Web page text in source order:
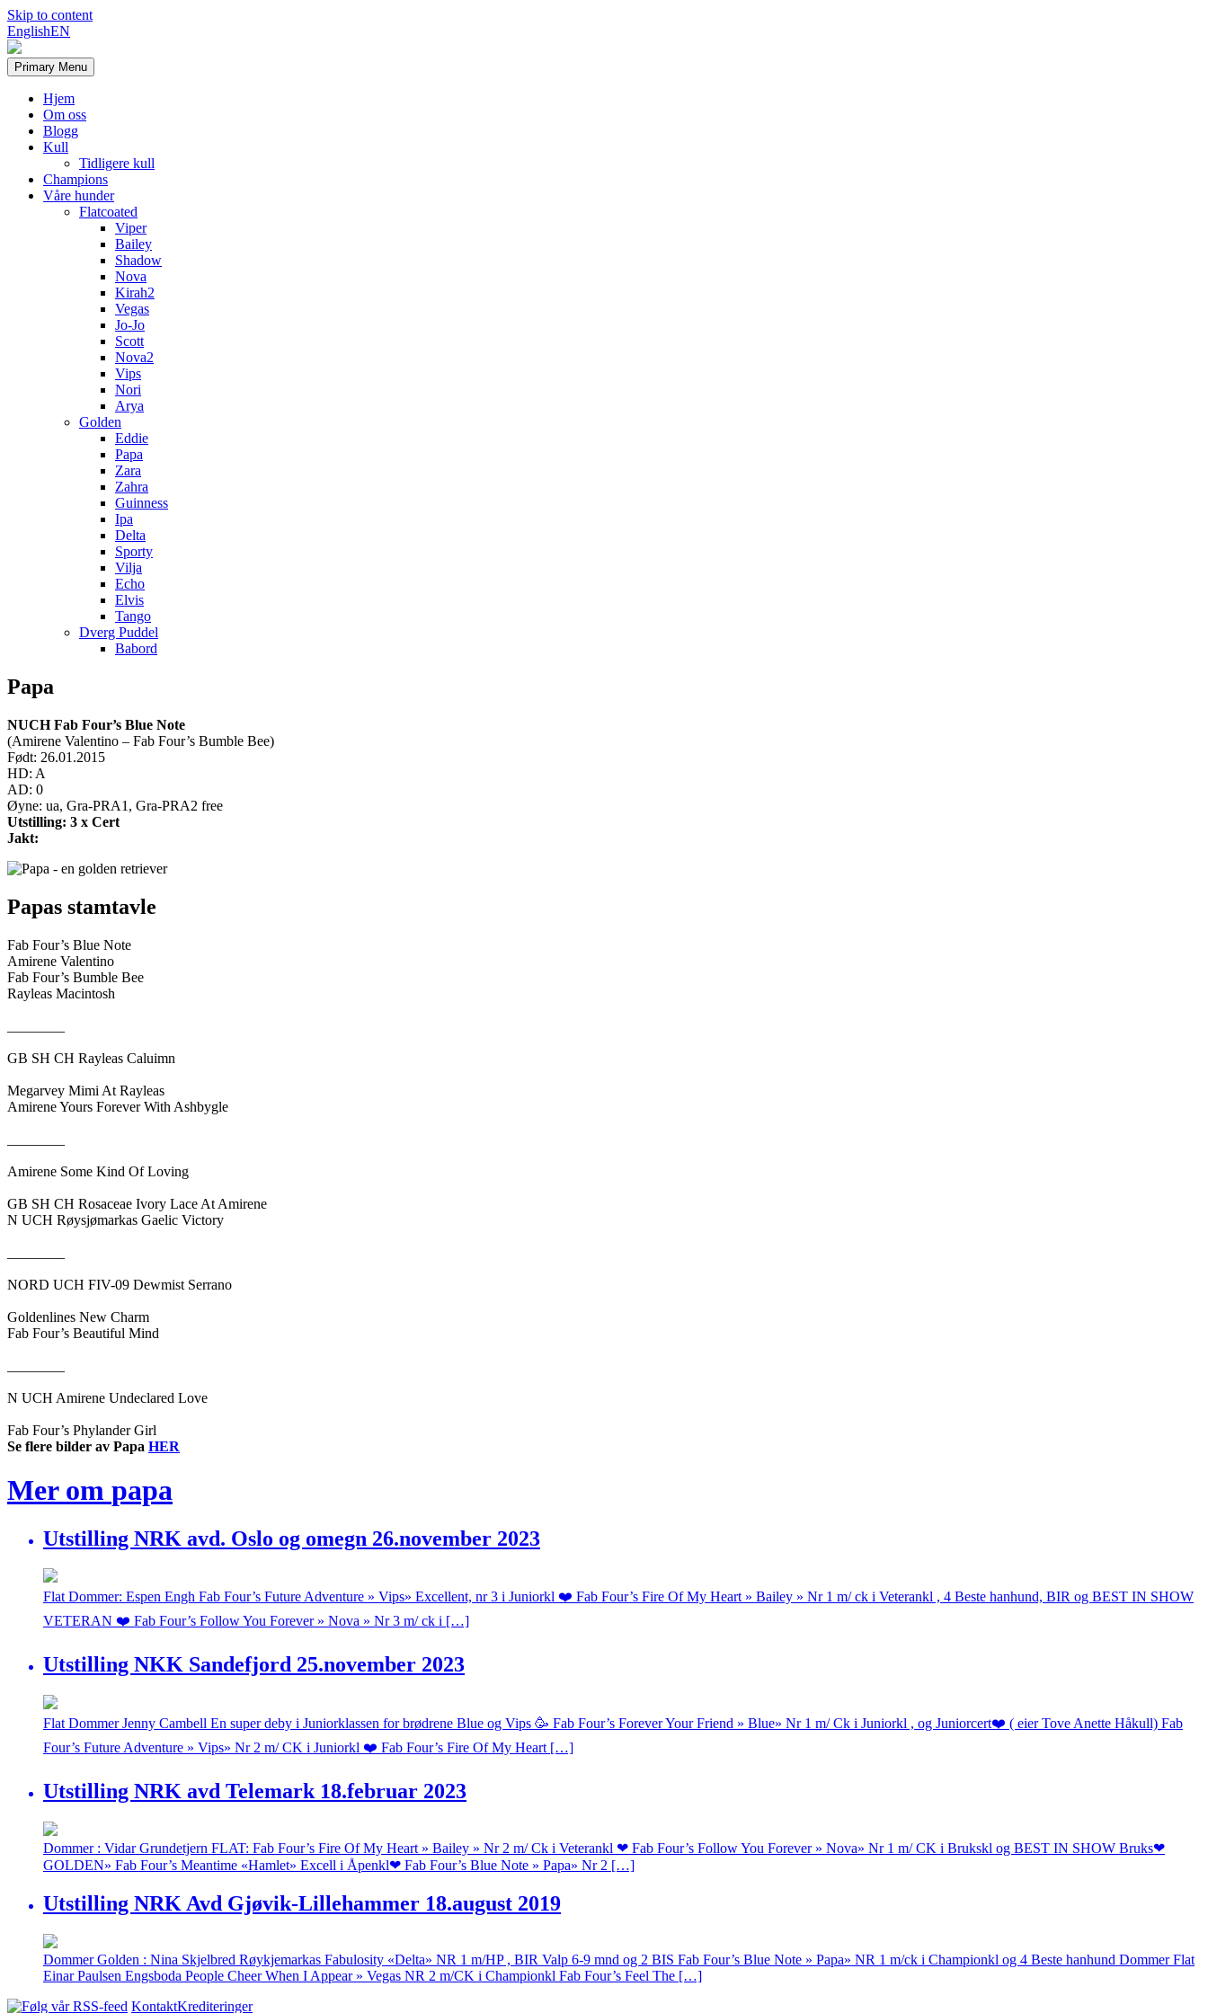
Skip to content
EnglishEN
Primary Menu
Hjem
Om oss
Blogg
Kull
Tidligere kull
Champions
Våre hunder
Flatcoated
Viper
Bailey
Shadow
Nova
Kirah2
Vegas
Jo-Jo
Scott
Nova2
Vips
Nori
Arya
Golden
Eddie
Papa
Zara
Zahra
Guinness
Ipa
Delta
Sporty
Vilja
Echo
Elvis
Tango
Dverg Puddel
Babord
Papa
NUCH Fab Four’s Blue Note
(Amirene Valentino – Fab Four’s Bumble Bee)
Født: 26.01.2015
HD: A
AD: 0
Øyne: ua, Gra-PRA1, Gra-PRA2 free
Utstilling: 3 x Cert
Jakt:
Papas stamtavle
Fab Four’s Blue Note
Amirene Valentino
Fab Four’s Bumble Bee
Rayleas Macintosh
GB SH CH Rayleas Caluimn
Megarvey Mimi At Rayleas
Amirene Yours Forever With Ashbygle
Amirene Some Kind Of Loving
GB SH CH Rosaceae Ivory Lace At Amirene
N UCH Røysjømarkas Gaelic Victory
NORD UCH FIV-09 Dewmist Serrano
Goldenlines New Charm
Fab Four’s Beautiful Mind
N UCH Amirene Undeclared Love
Fab Four’s Phylander Girl
Se flere bilder av Papa HER
Mer om papa
Utstilling NRK avd. Oslo og omegn 26.november 2023
Flat Dommer: Espen Engh Fab Four’s Future Adventure » Vips» Excellent, nr 3 i Juniorkl ❤️ Fab Four’s Fire Of My Heart » Bailey » Nr 1 m/ ck i Veterankl , 4 Beste hanhund, BIR og BEST IN SHOW
VETERAN ❤️ Fab Four’s Follow You Forever » Nova » Nr 3 m/ ck i […]
Utstilling NKK Sandefjord 25.november 2023
Flat Dommer Jenny Cambell En super deby i Juniorklassen for brødrene Blue og Vips 🥳 Fab Four’s Forever Your Friend » Blue» Nr 1 m/ Ck i Juniorkl , og Juniorcert❤️ ( eier Tove Anette Håkull) Fab
Four’s Future Adventure » Vips» Nr 2 m/ CK i Juniorkl ❤️ Fab Four’s Fire Of My Heart […]
Utstilling NRK avd Telemark 18.februar 2023
Dommer : Vidar Grundetjern FLAT: Fab Four’s Fire Of My Heart » Bailey » Nr 2 m/ Ck i Veterankl ❤ Fab Four’s Follow You Forever » Nova» Nr 1 m/ CK i Brukskl og BEST IN SHOW Bruks❤
GOLDEN» Fab Four’s Meantime «Hamlet» Excell i Åpenkl❤ Fab Four’s Blue Note » Papa» Nr 2 […]
Utstilling NRK Avd Gjøvik-Lillehammer 18.august 2019
Dommer Golden : Nina Skjelbred Røykjemarkas Fabulosity «Delta» NR 1 m/HP , BIR Valp 6-9 mnd og 2 BIS Fab Four’s Blue Note » Papa» NR 1 m/ck i Championkl og 4 Beste hanhund Dommer Flat
Einar Paulsen Engsboda People Cheer When I Appear » Vegas NR 2 m/CK i Championkl Fab Four’s Feel The […]
KontaktKrediteringer